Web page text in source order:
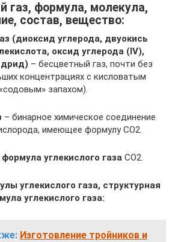
газ, формула, молекула,
состав, вещество:
(диоксид углерода, двуокись
оксид углерода (IV),
– бесцветный газ, почти без
концентрациях с кисловатым
«содовым» запахом).
– бинарное химическое соединение
имеющее формулу CO2.
углекислого газаCO2.
углекислого газа, структурная
углекислого газа:
Изготовление тройников и